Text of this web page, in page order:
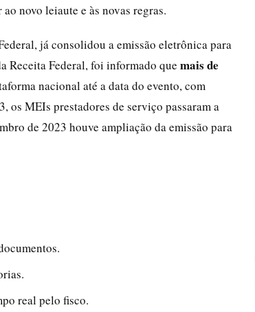
novo leiaute e às novas regras.
já consolidou a emissão eletrônica para
Receita Federal, foi informado que mais de
nacional até a data do evento, com
os MEIs prestadores de serviço passaram a
de 2023 houve ampliação da emissão para
real pelo fisco.